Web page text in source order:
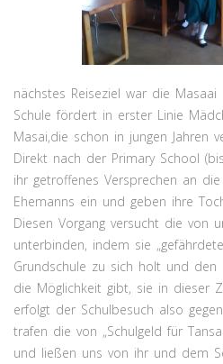
nächstes Reiseziel war die
Schule fördert in erster Linie
Masai,die schon in jungen Jahren
Direkt nach der Primary School
ihr getroffenes Versprechen an
Ehemanns ein und geben ihre
Diesen Vorgang versucht die von
unterbinden, indem sie
Grundschule zu sich holt und
die Möglichkeit gibt, sie in dieser
erfolgt der Schulbesuch also
trafen die von „Schulgeld für
und ließen uns von ihr und dem